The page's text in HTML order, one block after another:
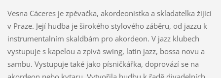
Vesna Cáceres je zpěvačka, akordeonistka a skladatelka žijící
v Praze. Její hudba je širokého stylového záběru, od jazzu k
instrumentalním skaldbám pro akordeon. V jazz klubech
vystupuje s kapelou a zpívá swing, latin jazz, bossa novu a
sambu. Vystupuje také jako písničkářka, doprovází se na